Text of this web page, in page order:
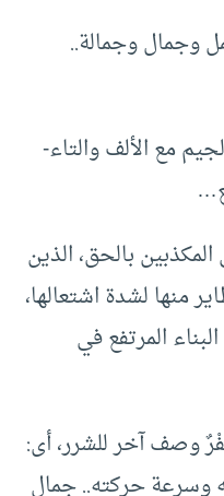
وجمال وجمالة..
مع الألف والتاء-
بالحق، الذين
منها لشدة اشتعالها،
المرتفع في
وصف آخر للشرر، أى:
وسرعة حركته.. جمال